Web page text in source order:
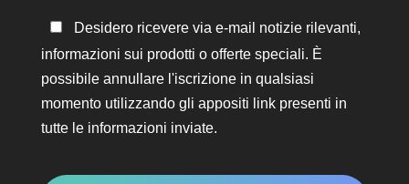
Rimanere
in
contatto
Desidero ricevere via e-mail notizie rilevanti,
informazioni sui prodotti o offerte speciali. È
possibile annullare l'iscrizione in qualsiasi
momento utilizzando gli appositi link presenti in
tutte le informazioni inviate.